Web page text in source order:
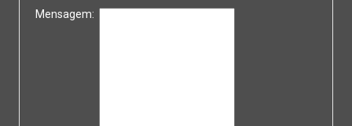
Mensagem: